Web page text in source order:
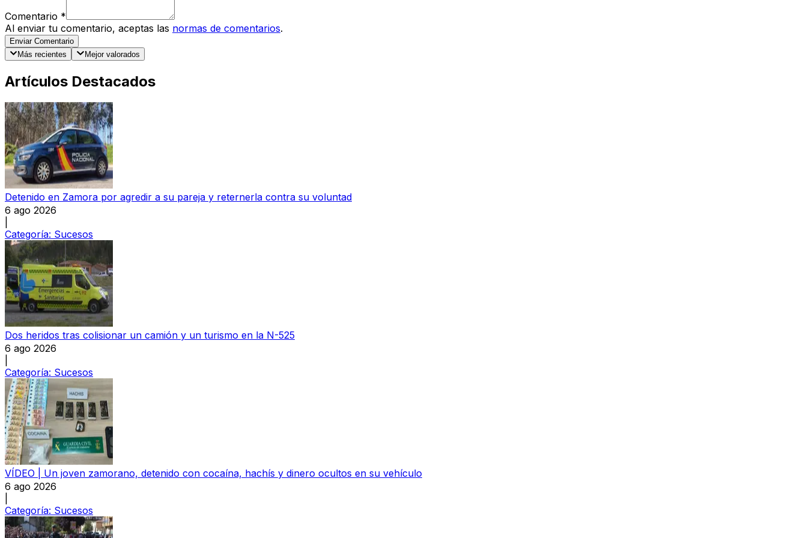
Comentario *
Al enviar tu comentario, aceptas las normas de comentarios.
Enviar Comentario
Más recientes
Mejor valorados
Artículos Destacados
Detenido en Zamora por agredir a su pareja y reternerla contra su voluntad
6 ago 2026
Categoría: Sucesos
Dos heridos tras colisionar un camión y un turismo en la N-525
6 ago 2026
Categoría: Sucesos
VÍDEO | Un joven zamorano, detenido con cocaína, hachís y dinero ocultos en su vehículo
6 ago 2026
Categoría: Sucesos